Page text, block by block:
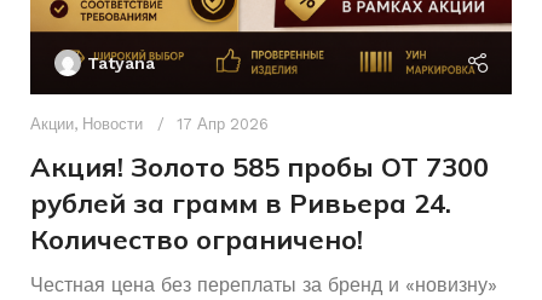
СОСТОЯНИЕ Б/У
РАЗМЕР КОЛЬЦА
ДЛЯ КОГО Женщинам
Tatyana
Акции, Новости 17 Апр 2026
Акция! Золото 585 пробы ОТ 7300
рублей за грамм в Ривьера 24.
Количество ограничено!
Честная цена без переплаты за бренд и «новизну»